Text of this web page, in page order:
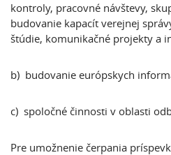
kontroly, pracovné návštevy,
budovanie kapacít verejnej
štúdie, komunikačné projekty a
b) budovanie európskych
c) spoločné činnosti v oblasti
Pre umožnenie čerpania